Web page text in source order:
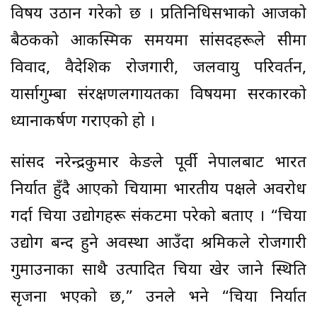
विषय उठान गरेको छ । प्रतिनिधिसभाको आजको
बैठकको आकस्मिक समयमा सांसदहरूले सीमा
विवाद, वैदेशिक रोजगारी, जलवायु परिवर्तन,
यार्सागुम्बा संरक्षणलगायतका विषयमा सरकारको
ध्यानाकर्षण गराएको हो ।
सांसद नरेन्द्रकुमार केरुङले पूर्वी नेपालबाट भारत
निर्यात हुँदै आएको चियामा भारतीय पक्षले अवरोध
गर्दा चिया उद्योगहरू संकटमा परेको बताए । “चिया
उद्योग बन्द हुने अवस्था आउँदा श्रमिकले रोजगारी
गुमाउनाका साथै उत्पादित चिया खेर जाने स्थिति
सृजना भएको छ,” उनले भने “चिया निर्यात